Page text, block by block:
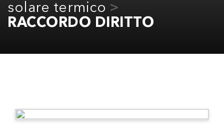
solare termico
RACCORDO DIRITTO